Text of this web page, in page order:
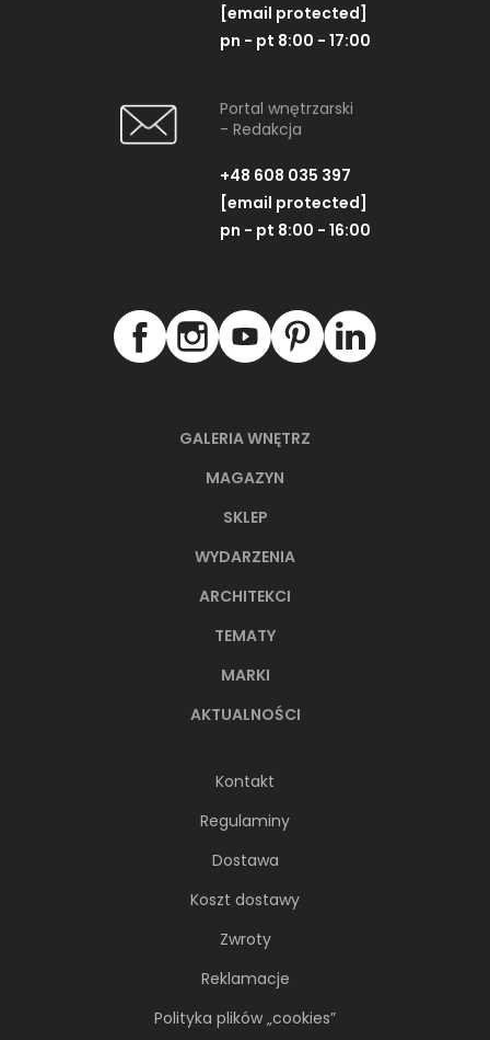
GALERIA WNĘTRZ
MAGAZYN
SKLEP
WYDARZENIA
ARCHITEKCI
TEMATY
MARKI
AKTUALNOŚCI
Kontakt
Regulaminy
Dostawa
Koszt dostawy
Zwroty
Reklamacje
Polityka plików „cookies”
[email protected]
pn - pt 8:00 - 17:00
Portal wnętrzarski
- Redakcja
+48 608 035 397
[email protected]
pn - pt 8:00 - 16:00